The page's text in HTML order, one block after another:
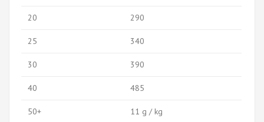
20 290
25 340
30 390
40 485
50+ 11 g / kg